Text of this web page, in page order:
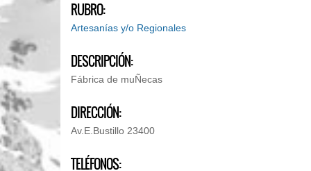
RUBRO:
Artesanías y/o Regionales
DESCRIPCIÓN:
Fábrica de muÑecas
DIRECCIÓN:
Av.E.Bustillo 23400
TELÉFONOS: